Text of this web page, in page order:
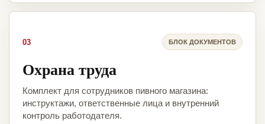
03 БЛОК ДОКУМЕНТОВ
Охрана труда
Комплект для сотрудников пивного магазина:
инструктажи, ответственные лица и внутренний
контроль работодателя.